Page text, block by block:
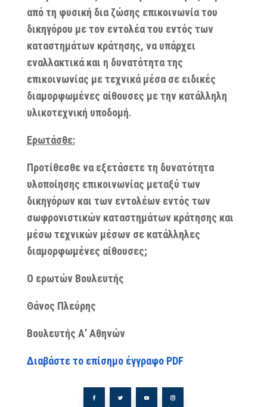
από τη φυσική δια ζώσης επικοινωνία του
δικηγόρου με τον εντολέα του εντός των
καταστημάτων κράτησης, να υπάρχει
εναλλακτικά και η δυνατότητα της
επικοινωνίας με τεχνικά μέσα σε ειδικές
διαμορφωμένες αίθουσες με την κατάλληλη
υλικοτεχνική υποδομή.
Ερωτάσθε:
Προτίθεσθε να εξετάσετε τη δυνατότητα
υλοποίησης επικοινωνίας μεταξύ των
δικηγόρων και των εντολέων εντός των
σωφρονιστικών καταστημάτων κράτησης και
μέσω τεχνικών μέσων σε κατάλληλες
διαμορφωμένες αίθουσες;
Ο ερωτών Βουλευτής
Θάνος Πλεύρης
Βουλευτής Α’ Αθηνών
Διαβάστε το επίσημο έγγραφο PDF